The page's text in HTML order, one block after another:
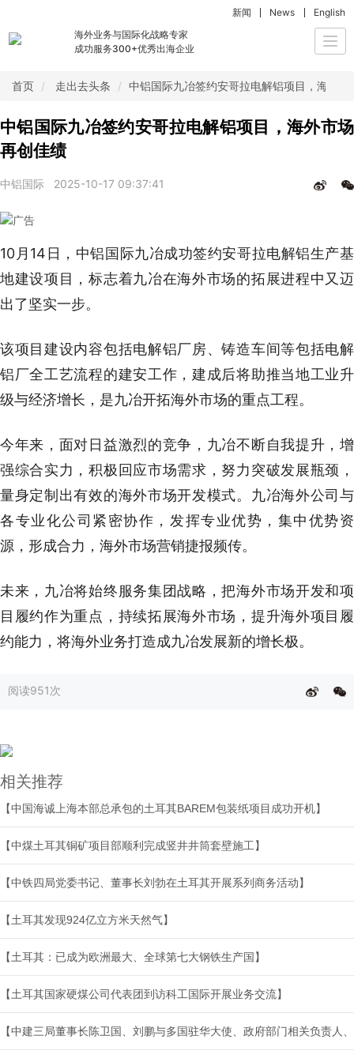
海外业务与国际化战略专家
成功服务300+优秀出海企业
新闻 News English
首页 走出去头条 中铝国际九冶签约安哥拉电解铝项目，海外市
中铝国际九冶签约安哥拉电解铝项目，海外市场
再创佳绩
中铝国际 2025-10-17 09:37:41
10月14日，中铝国际九冶成功签约安哥拉电解铝生产基
地建设项目，标志着九冶在海外市场的拓展进程中又迈
出了坚实一步。
该项目建设内容包括电解铝厂房、铸造车间等包括电解
铝厂全工艺流程的建安工作，建成后将助推当地工业升
级与经济增长，是九冶开拓海外市场的重点工程。
今年来，面对日益激烈的竞争，九冶不断自我提升，增
强综合实力，积极回应市场需求，努力突破发展瓶颈，
量身定制出有效的海外市场开发模式。九冶海外公司与
各专业化公司紧密协作，发挥专业优势，集中优势资
源，形成合力，海外市场营销捷报频传。
未来，九冶将始终服务集团战略，把海外市场开发和项
目履约作为重点，持续拓展海外市场，提升海外项目履
约能力，将海外业务打造成九冶发展新的增长极。
阅读951次
相关推荐
【中国海诚上海本部总承包的土耳其BAREM包装纸项目成功开机】
【中煤土耳其铜矿项目部顺利完成竖井井筒套壁施工】
【中铁四局党委书记、董事长刘勃在土耳其开展系列商务活动】
【土耳其发现924亿立方米天然气】
【土耳其：已成为欧洲最大、全球第七大钢铁生产国】
【土耳其国家硬煤公司代表团到访科工国际开展业务交流】
【中建三局董事长陈卫国、刘鹏与多国驻华大使、政府部门相关负责人